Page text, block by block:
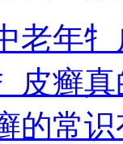
老年
皮癣
的常